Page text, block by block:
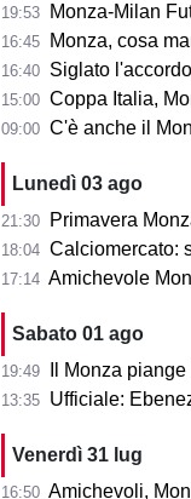
19:53 Monza-Milan
16:45 Monza, cosa
16:40 Siglato l'accordo
15:00 Coppa Italia,
09:00 C'è anche il
Lunedì 03 ago
21:30 Primavera
18:04 Calciomercato:
17:14 Amichevole
Sabato 01 ago
19:49 Il Monza
13:35 Ufficiale:
Venerdì 31 lug
16:50 Amichevoli,